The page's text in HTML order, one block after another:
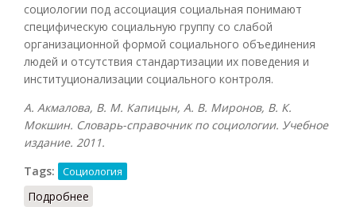
социологии под ассоциация социальная понимают
специфическую социальную группу со слабой
организационной формой социального объединения
людей и отсутствия стандартизации их поведения и
институционализации социального контроля.
А. Акмалова, В. М. Капицын, А. В. Миронов, В. К.
Мокшин. Словарь-справочник по социологии. Учебное
издание. 2011.
Tags:
Социология
Подробнее